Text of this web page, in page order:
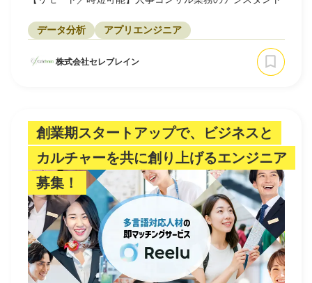
データ分析 アプリエンジニア
株式会社セレブレイン
創業期スタートアップで、ビジネスと
カルチャーを共に創り上げるエンジニア
募集！